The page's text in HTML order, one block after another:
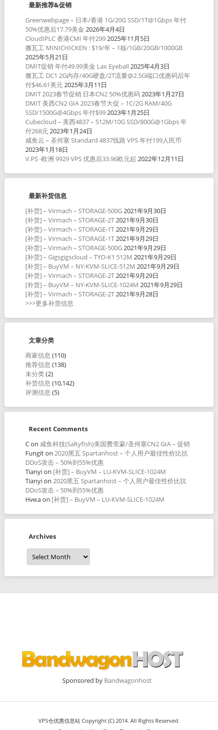
最新推荐&促销
Greenwebpage – 日本/香港 1G/20G SSD/1T@1Gbps 年付
50%优惠后17.79美金 2026年4月4日
CloudIPLC 香港CMI 年付2992025年11月5日
搬瓦工 MINICHICKEN : $19/年 – 1核/1GB/20GB/1000GB
2025年5月21日
DMIT促销 年付49.99美金 Lax Eyeball 2025年4月3日
搬瓦工 DC1 2G内存/40G硬盘/2T流量@2.5G端口优惠码后年
付$46.61美元2025年3月11日
DMIT 2023春节促销 日本CN2 50%优惠码2023年1月27日
DMIT 美西CN2 GIA 2023春节大促 – 1C/2G RAM/40G
SSD/1500G@4Gbps 年付$992023年1月25日
Cubecloud – 美西4837 – 512M/10G SSD/800G@1Gbps 年
付268元2023年1月24日
咸鱼云 – 圣何塞 Standard 4837线路 VPS 年付199人民币
2023年1月18日
V.PS -欧洲 9929 VPS 优惠后33.96欧元起 2022年12月11日
最新补货信息
[补货] – Virmach – STORAGE-500G2021年9月30日
[补货] – Virmach – STORAGE-2T2021年9月30日
[补货] – Virmach – STORAGE-1T2021年9月29日
[补货] – Virmach – STORAGE-1T2021年9月29日
[补货] – Virmach – STORAGE-500G2021年9月29日
[补货] – Gigsgigscloud – TYO-K1 512M 2021年9月29日
[补货] – BuyVM – NY-KVM-SLICE-512M 2021年9月29日
[补货] – Virmach – STORAGE-2T2021年9月29日
[补货] – BuyVM – NY-KVM-SLICE-1024M 2021年9月29日
[补货] – Virmach – STORAGE-2T2021年9月28日
>>>更多补货信息
文章分类
商家信息 (110)
推荐信息 (138)
未分类(2)
补货信息 (10,142)
评测信息 (5)
Recent Comments
Con 咸鱼科技(Saltyfish)美国费里蒙/圣何塞CN2 GIA – 促销
Fungiton 2020黑五 Spartanhost – 个人用户最佳性价比抗
DDoS攻击 – 50%到55%优惠
Tianyion [补货] – BuyVM – LU-KVM-SLICE-1024M
Tianyion 2020黑五 Spartanhost – 个人用户最佳性价比抗
DDoS攻击 – 50%到55%优惠
Никаon [补货] – BuyVM – LU-KVM-SLICE-1024M
Archives
Archives
Sponsored by Bandwagonhost
VPS仓优惠信息站 Copyright (C) 2014. All Rights Reserved.